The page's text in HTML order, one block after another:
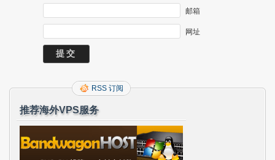
邮箱
网址
RSS 订阅
推荐海外VPS服务